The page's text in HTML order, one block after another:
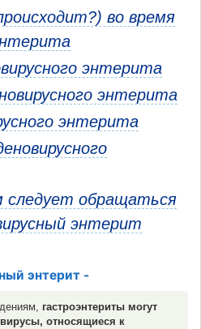
во время
энтерита
энтерита
энтерита
следует обращаться
энтерит
энтерит -
гастроэнтериты могут
относящиеся к